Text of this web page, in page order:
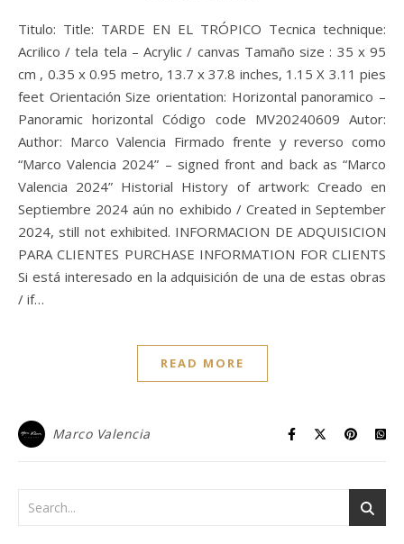
Titulo: Title: TARDE EN EL TRÓPICO Tecnica technique:
Acrilico / tela tela – Acrylic / canvas Tamaño size : 35 x 95
cm , 0.35 x 0.95 metro, 13.7 x 37.8 inches, 1.15 X 3.11 pies
feet Orientación Size orientation: Horizontal panoramico –
Panoramic horizontal Código code MV20240609 Autor:
Author: Marco Valencia Firmado frente y reverso como
“Marco Valencia 2024” – signed front and back as “Marco
Valencia 2024” Historial History of artwork: Creado en
Septiembre 2024 aún no exhibido / Created in September
2024, still not exhibited. INFORMACION DE ADQUISICION
PARA CLIENTES PURCHASE INFORMATION FOR CLIENTS
Si está interesado en la adquisición de una de estas obras
/ if…
READ MORE
Marco Valencia